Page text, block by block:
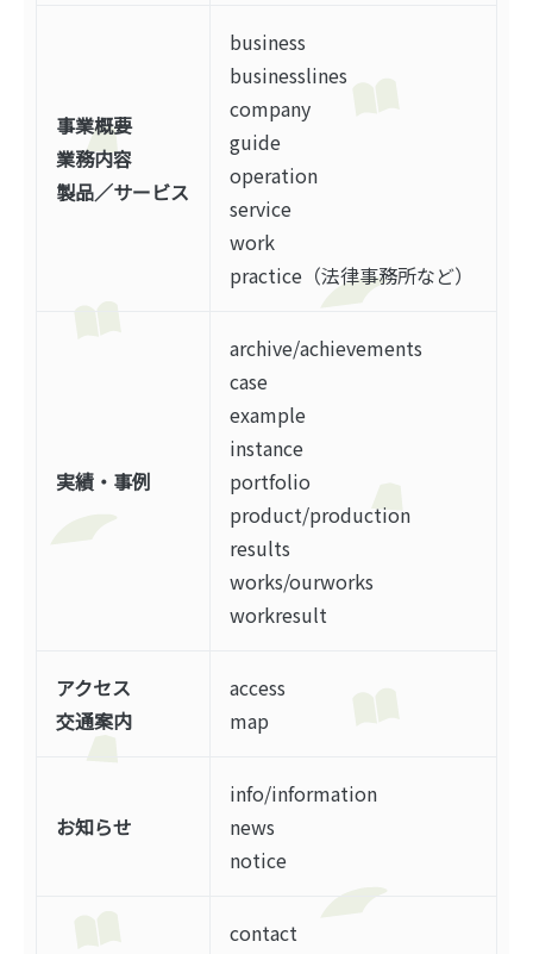
事業概要
業務内容
製品／サービス
business
businesslines
company
guide
operation
service
work
practice（法律事務所など）
実績・事例
archive/achievements
case
example
instance
portfolio
product/production
results
works/ourworks
workresult
アクセス
交通案内
access
map
お知らせ
info/information
news
notice
contact